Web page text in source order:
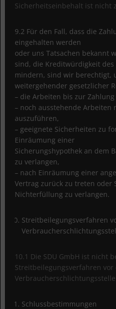
Sicherheitseinbehalt ist nicht
9.2 Für den Fall, dass die
eingehalten werden
oder uns Tatsachen bekannt
sind, die Kreditwürdigkeit
mindern, sind wir berechtigt,
weitergehender gesetzlicher
– die Arbeiten bis zur
– noch ausstehende Arbeiten
auszuführen,
– geeignete Sicherheiten zu
Einräumung einer
Sicherungshypothek an dem
zu verlangen,
– nach Einräumung einer
Vertrag zurück zu treten oder
Nichterfüllung zu verlangen.
Streitbeilegungsverfahren
10.1 Die SDU GmbH ist nicht
Streitbeilegungsverfahren vor
Schlussbestimmungen